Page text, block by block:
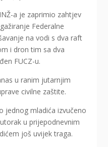
a je zaprimio zahtjev
Federalne
na vodi s dva raft
i dron tim sa dva
FUCZ-u.
u ranim jutarnjim
civilne zaštite.
jednog mladića izvučeno
u prijepodnevnim
još uvijek traga.